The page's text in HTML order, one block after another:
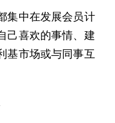
集中在发展会员计
己喜欢的事情、建
基市场或与同事互